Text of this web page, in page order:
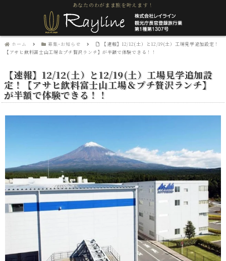
あなたのわがまま旅を叶えます！
ホーム 募集･お知らせ
【速報】12/12(土）と12/19(土）工場見学追加設定！
【アサヒ飲料富士山工場＆プチ贅沢ランチ】が半額で体験できる！！
【速報】12/12(土）と12/19(土）工場見学追加設
定！【アサヒ飲料富士山工場＆プチ贅沢ランチ】
が半額で体験できる！！